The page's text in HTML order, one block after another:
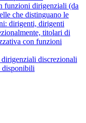
funzioni dirigenziali (da
che distinguano le
dirigenti, dirigenti
titolari di
con funzioni
discrezionali
disponibili